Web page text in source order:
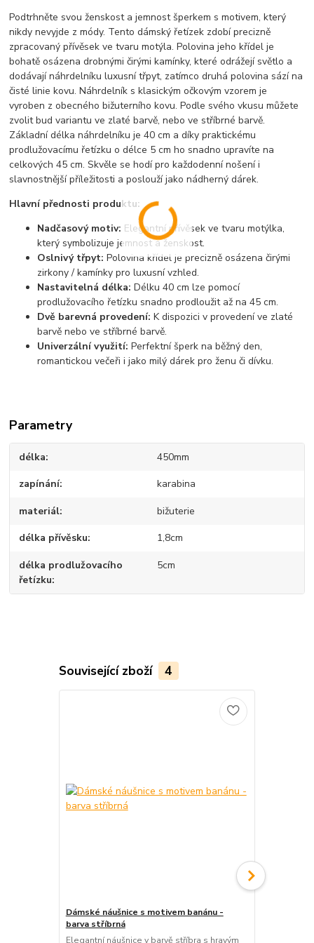
Podtrhněte svou ženskost a jemnost šperkem s motivem, který
nikdy nevyjde z módy. Tento dámský řetízek zdobí precizně
zpracovaný přívěsek ve tvaru motýla. Polovina jeho křídel je
bohatě osázena drobnými čirými kamínky, které odrážejí světlo a
dodávají náhrdelníku luxusní třpyt, zatímco druhá polovina sází na
čisté linie kovu. Náhrdelník s klasickým očkovým vzorem je
vyroben z obecného bižuterního kovu. Podle svého vkusu můžete
zvolit bud variantu ve zlaté barvě, nebo ve stříbrné barvě.
Základní délka náhrdelníku je 40 cm a díky praktickému
prodlužovacímu řetízku o délce 5 cm ho snadno upravíte na
celkových 45 cm. Skvěle se hodí pro každodenní nošení i
slavnostnější příležitosti a poslouží jako nádherný dárek.
Hlavní přednosti produktu:
Nadčasový motiv: Elegantní přívěsek ve tvaru motýlka,
který symbolizuje jemnost a ženskost.
Oslnivý třpyt: Polovina křídel je precizně osázena čirými
zirkony / kamínky pro luxusní vzhled.
Nastavitelná délka: Délku 40 cm lze pomocí
prodlužovacího řetízku snadno prodloužit až na 45 cm.
Dvě barevná provedení: K dispozici v provedení ve zlaté
barvě nebo ve stříbrné barvě.
Univerzální využití: Perfektní šperk na běžný den,
romantickou večeři i jako milý dárek pro ženu či dívku.
Parametry
délka 450mm
zapínání karabina
materiál bižuterie
délka přívěsku 1,8cm
délka prodlužovacího
řetízku
5cm
Související zboží 4
Dámské náušnice s motivem banánu -
barva stříbrná
Elegantní náušnice v barvě stříbra s hravým